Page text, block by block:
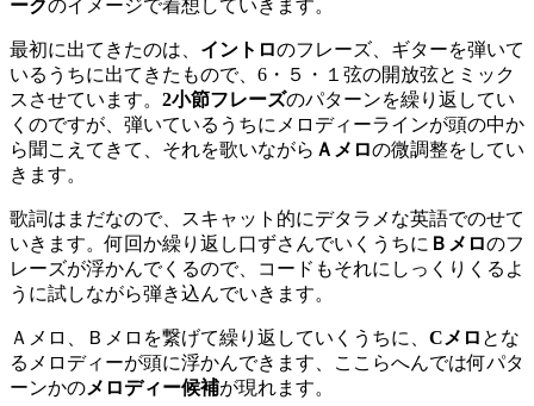
ークのイメージで着想していきます。
最初に出てきたのは、 イントロのフレーズ、ギターを弾いて
いるうちに出てきたもので、6・５・１弦の開放弦とミック
スさせています。 2小節フレーズのパターンを繰り返してい
くのですが、弾いているうちにメロディーラインが頭の中か
ら聞こえてきて、それを歌いながら Ａメロの微調整をしてい
きます。
歌詞はまだなので、スキャット的にデタラメな英語でのせて
いきます。何回か繰り返し口ずさんでいくうちに Ｂメロのフ
レーズが浮かんでくるので、コードもそれにしっくりくるよ
うに試しながら弾き込んでいきます。
Ａメロ、Ｂメロを繋げて繰り返していくうちに、 Cメロ とな
るメロディーが頭に浮かんできます、ここらへんでは何パタ
ーンかのメロディー候補が現れます。